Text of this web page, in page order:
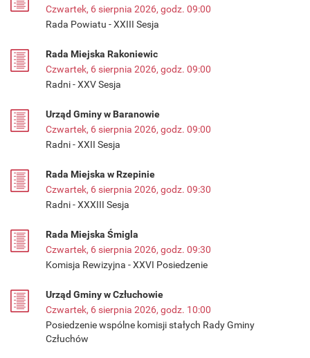
Czwartek, 6 sierpnia 2026, godz. 09:00
Rada Powiatu - XXIII Sesja
Rada Miejska Rakoniewic
Czwartek, 6 sierpnia 2026, godz. 09:00
Radni - XXV Sesja
Urząd Gminy w Baranowie
Czwartek, 6 sierpnia 2026, godz. 09:00
Radni - XXII Sesja
Rada Miejska w Rzepinie
Czwartek, 6 sierpnia 2026, godz. 09:30
Radni - XXXIII Sesja
Rada Miejska Śmigla
Czwartek, 6 sierpnia 2026, godz. 09:30
Komisja Rewizyjna - XXVI Posiedzenie
Urząd Gminy w Człuchowie
Czwartek, 6 sierpnia 2026, godz. 10:00
Posiedzenie wspólne komisji stałych Rady Gminy
Człuchów